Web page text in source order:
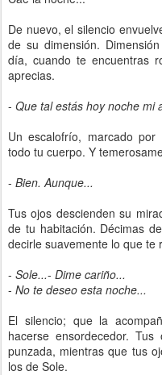
De nuevo, el silencio
de su dimensión.
día, cuando te encuentras
aprecias.
- Que tal estás hoy noche mi
Un escalofrío, marcado
todo tu cuerpo. Y
- Bien. Aunque...
Tus ojos descienden su
de tu habitación. Décimas
decirle suavemente lo que te
- Sole...- Dime cariño...
- No te deseo esta noche...
El silencio; que la
hacerse ensordecedor.
punzada, mientras que tus
los de Sole.